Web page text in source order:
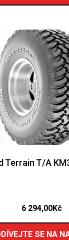
Terrain T/A
6 294,00Kč
SE NA